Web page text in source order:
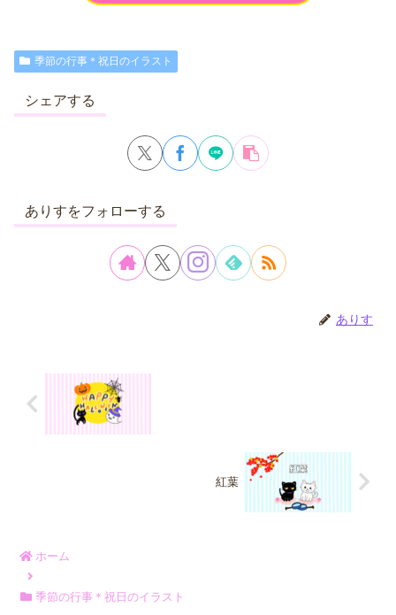
季節の行事＊祝日のイラスト
シェアする
ありすをフォローする
ありす
紅葉
ホーム
季節の行事＊祝日のイラスト